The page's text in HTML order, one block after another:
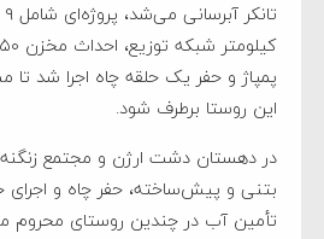
پمپاژ و حفر یک حلقه چاه اجرا شد تا
این روستا برطرف شود.
در دهستان دشت ارژن و مجتمع زنگنه
بتنی و پیش‌ساخته، حفر چاه و اجرای
تأمین آب در چندین روستای محروم